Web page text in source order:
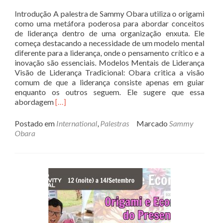
Introdução A palestra de Sammy Obara utiliza o origami
como uma metáfora poderosa para abordar conceitos
de liderança dentro de uma organização enxuta. Ele
começa destacando a necessidade de um modelo mental
diferente para a liderança, onde o pensamento crítico e a
inovação são essenciais. Modelos Mentais de Liderança
Visão de Liderança Tradicional: Obara critica a visão
comum de que a liderança consiste apenas em guiar
enquanto os outros seguem. Ele sugere que essa
abordagemRead
about
Sammy
Obara
Sobre
Liderança
e
Origami
[…]
Postado em International, Palestras Marcado Sammy
Obara